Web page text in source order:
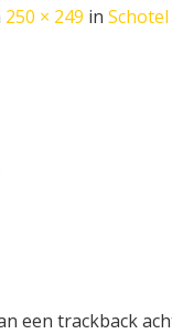
250 × 249 in
een trackback